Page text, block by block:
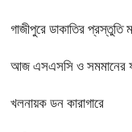
গাজীপুরে ডাকাতির প্রস্তুতি
আজ এসএসসি ও সমমানের
খলনায়ক ডন কারাগারে